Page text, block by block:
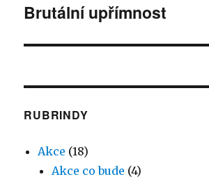
Následující
Brutální upřímnost
RUBRINDY
Akce (18)
Akce co bude (4)